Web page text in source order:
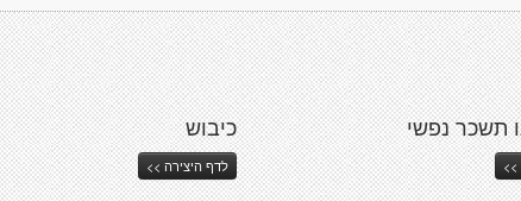
כיבוש
לדף היצירה >>
תשכר נפשי